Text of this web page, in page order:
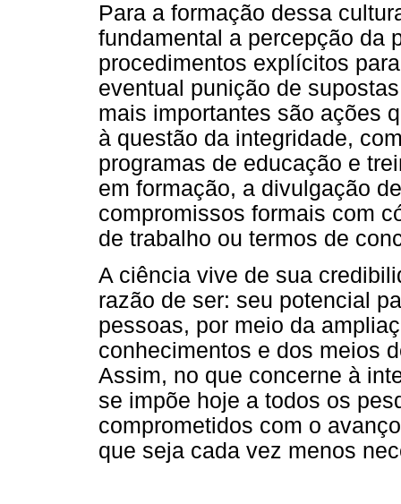
Para a formação dessa
fundamental a percepção da
procedimentos explícitos
eventual punição de
mais importantes são ações
à questão da integridade,
programas de educação e
em formação, a divulgação
compromissos formais com
de trabalho ou termos de
A ciência vive de sua
razão de ser: seu potencial
pessoas, por meio da
conhecimentos e dos meios
Assim, no que concerne à
se impõe hoje a todos os
comprometidos com o
que seja cada vez menos